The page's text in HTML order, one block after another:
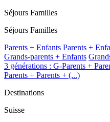
Séjours Familles
Séjours Familles
Parents + Enfants Parents +
Grands-parents + Enfants
3 générations : G-Parents +
Parents + Parents + (...)
Destinations
Suisse